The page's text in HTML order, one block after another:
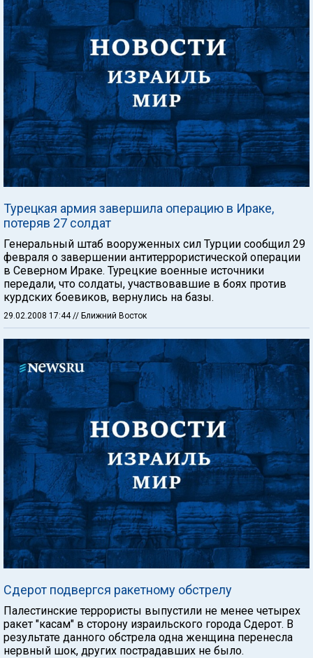
Турецкая армия завершила операцию в Ираке,
потеряв 27 солдат
Генеральный штаб вооруженных сил Турции сообщил 29
февраля о завершении антитеррористической операции
в Северном Ираке. Турецкие военные источники
передали, что солдаты, участвовавшие в боях против
курдских боевиков, вернулись на базы.
29.02.2008 17:44 // Ближний Восток
Сдерот подвергся ракетному обстрелу
Палестинские террористы выпустили не менее четырех
ракет "касам" в сторону израильского города Сдерот. В
результате данного обстрела одна женщина перенесла
нервный шок, других пострадавших не было.